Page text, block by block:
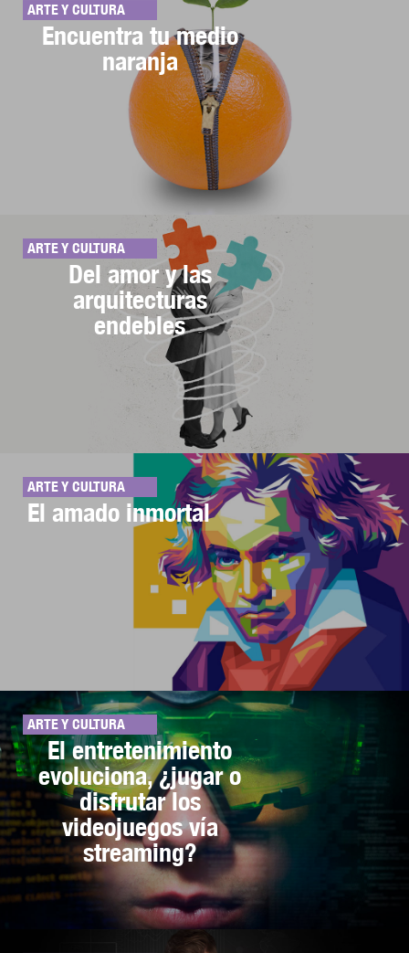
ARTE Y CULTURA
Encuentra tu medio
naranja
ARTE Y CULTURA
Del amor y las
arquitecturas
endebles
ARTE Y CULTURA
El amado inmortal
ARTE Y CULTURA
El entretenimiento
evoluciona, ¿jugar o
disfrutar los
videojuegos vía
streaming?